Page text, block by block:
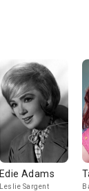
Edie Adams
Leslie Sargent